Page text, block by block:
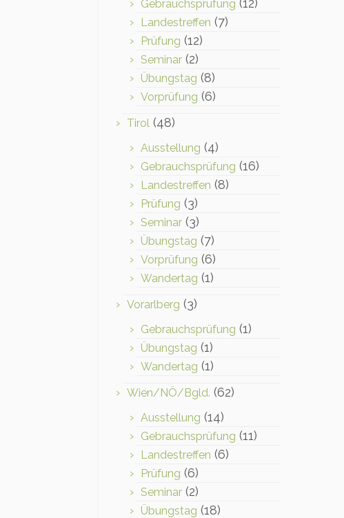
Gebrauchsprüfung (12)
Landestreffen (7)
Prüfung (12)
Seminar (2)
Übungstag (8)
Vorprüfung (6)
Tirol (48)
Ausstellung (4)
Gebrauchsprüfung (16)
Landestreffen (8)
Prüfung (3)
Seminar (3)
Übungstag (7)
Vorprüfung (6)
Wandertag (1)
Vorarlberg (3)
Gebrauchsprüfung (1)
Übungstag (1)
Wandertag (1)
Wien/NÖ/Bgld. (62)
Ausstellung (14)
Gebrauchsprüfung (11)
Landestreffen (6)
Prüfung (6)
Seminar (2)
Übungstag (18)